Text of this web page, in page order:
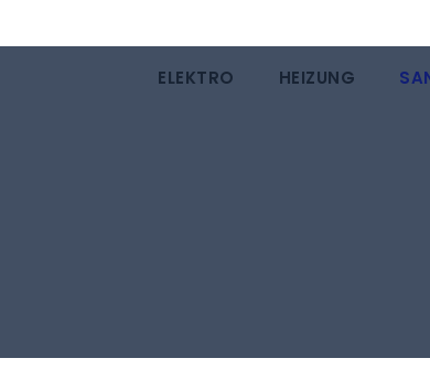
ELEKTRO HEIZUNG